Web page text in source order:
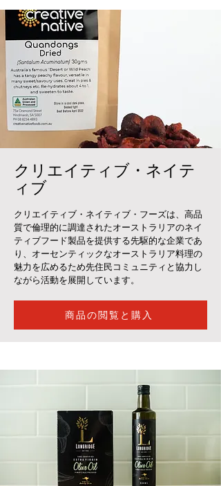
クリエイティブ・ネイテ
ィブ
クリエイティブ・ネイティブ・フーズは、高品
質で倫理的に調達されたオーストラリアのネイ
ティブフード製品を提供する先駆的な企業であ
り、オーセンティックなオーストラリア料理の
魅力を広めるため先住民コミュニティと協力し
ながら活動を展開しています。
商品の閲覧と購入